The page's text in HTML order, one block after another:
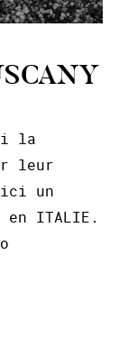
la
leur
un
ITALIE.